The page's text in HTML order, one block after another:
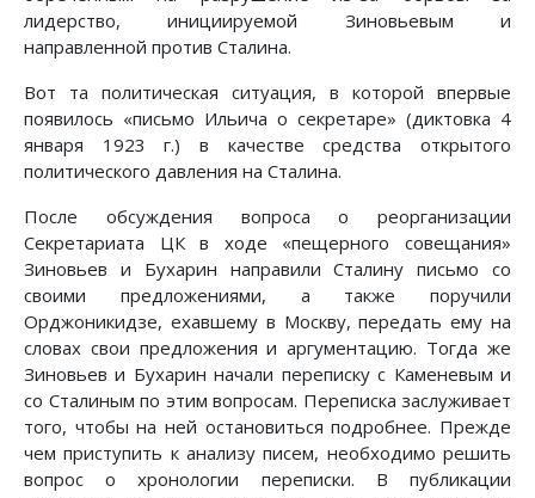
лидерство, инициируемой Зиновьевым и
направленной против Сталина.
Вот та политическая ситуация, в которой впервые
появилось «письмо Ильича о секретаре» (диктовка 4
января 1923 г.) в качестве средства открытого
политического давления на Сталина.
После обсуждения вопроса о реорганизации
Секретариата ЦК в ходе «пещерного совещания»
Зиновьев и Бухарин направили Сталину письмо со
своими предложениями, а также поручили
Орджоникидзе, ехавшему в Москву, передать ему на
словах свои предложения и аргументацию. Тогда же
Зиновьев и Бухарин начали переписку с Каменевым и
со Сталиным по этим вопросам. Переписка заслуживает
того, чтобы на ней остановиться подробнее. Прежде
чем приступить к анализу писем, необходимо решить
вопрос о хронологии переписки. В публикации